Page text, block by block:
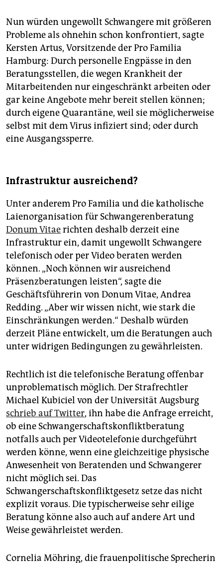
Nun würden ungewollt Schwangere mit größeren
Probleme als ohnehin schon konfrontiert, sagte
Kersten Artus, Vorsitzende der Pro Familia
Hamburg: Durch personelle Engpässe in den
Beratungsstellen, die wegen Krankheit der
Mitarbeitenden nur eingeschränkt arbeiten oder
gar keine Angebote mehr bereit stellen können;
durch eigene Quarantäne, weil sie möglicherweise
selbst mit dem Virus infiziert sind; oder durch
eine Ausgangssperre.
Infrastruktur ausreichend?
Unter anderem Pro Familia und die katholische
Laienorganisation für Schwangerenberatung
Donum Vitaerichten deshalb derzeit eine
Infrastruktur ein, damit ungewollt Schwangere
telefonisch oder per Video beraten werden
können. „Noch können wir ausreichend
Präsenzberatungen leisten“, sagte die
Geschäftsführerin von Donum Vitae, Andrea
Redding. „Aber wir wissen nicht, wie stark die
Einschränkungen werden.“ Deshalb würden
derzeit Pläne entwickelt, um die Beratungen auch
unter widrigen Bedingungen zu gewährleisten.
Rechtlich ist die telefonische Beratung offenbar
unproblematisch möglich. Der Strafrechtler
Michael Kubiciel von der Universität Augsburg
schrieb auf Twitter, ihn habe die Anfrage erreicht,
ob eine Schwangerschaftskonfliktberatung
notfalls auch per Videotelefonie durchgeführt
werden könne, wenn eine gleichzeitige physische
Anwesenheit von Beratenden und Schwangerer
nicht möglich sei. Das
Schwangerschaftskonfliktgesetz setze das nicht
explizit voraus. Die typischerweise sehr eilige
Beratung könne also auch auf andere Art und
Weise gewährleistet werden.
Cornelia Möhring, die frauenpolitische Sprecherin